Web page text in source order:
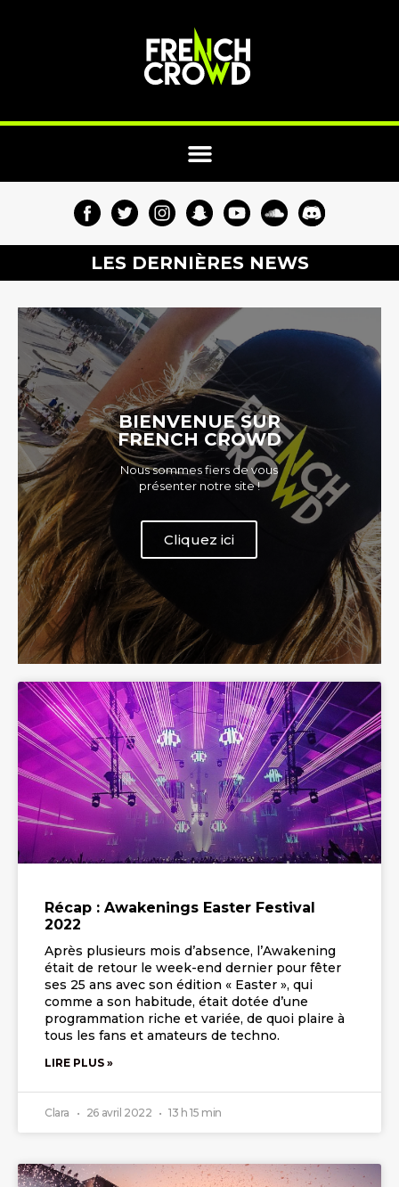
LES DERNIÈRES NEWS
BIENVENUE SUR
FRENCH CROWD
Nous sommes fiers de vous
présenter notre site !
Cliquez ici
Récap : Awakenings Easter Festival
2022
Après plusieurs mois d’absence, l’Awakening
était de retour le week-end dernier pour fêter
ses 25 ans avec son édition « Easter », qui
comme a son habitude, était dotée d’une
programmation riche et variée, de quoi plaire à
tous les fans et amateurs de techno.
LIRE PLUS »
Clara 26 avril 2022 13 h 15 min